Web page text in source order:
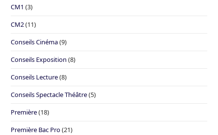
CM1 (3)
CM2(11)
Conseils Cinéma(9)
Conseils Exposition (8)
Conseils Lecture(8)
Conseils Spectacle Théâtre(5)
Première(18)
Première Bac Pro(21)